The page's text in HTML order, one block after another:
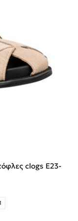
clogs E23-
was: €69.90.
τιμή